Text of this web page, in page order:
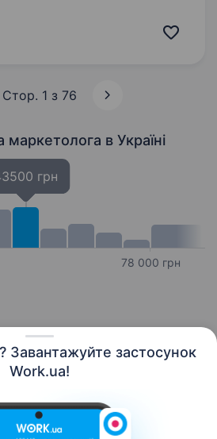
Завантажуйте застосунок
Work.ua!
з аксесуарами зі
Стор. 1 з 76
маркетолога в Україні
грн
78 000 грн